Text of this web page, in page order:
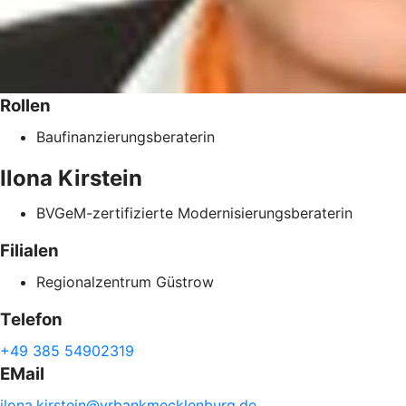
Rollen
Baufinanzierungsberaterin
Ilona Kirstein
BVGeM-zertifizierte Modernisierungsberaterin
Filialen
Regionalzentrum Güstrow
Telefon
+49 385 54902319
EMail